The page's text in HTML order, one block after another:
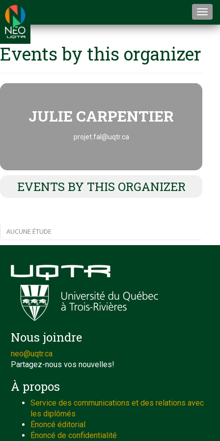
Events by this organizer
JULIE CARPENTIER
projet.fal@uqtr.ca
EVENTS BY THIS ORGANIZER
AUCUNE ÉTUDE
Nous joindre
neo@uqtr.ca
Partagez-nous vos nouvelles!
À propos
Service des communications et des relations avec
les diplômés
Énoncé éditorial
Énoncé de confidentialité